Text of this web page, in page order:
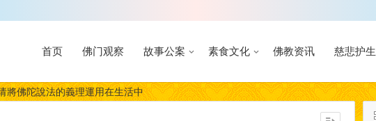
首页 佛门观察 故事公案 素食文化 佛教资讯 慈悲护生
將佛陀說法的義理運用在生活中